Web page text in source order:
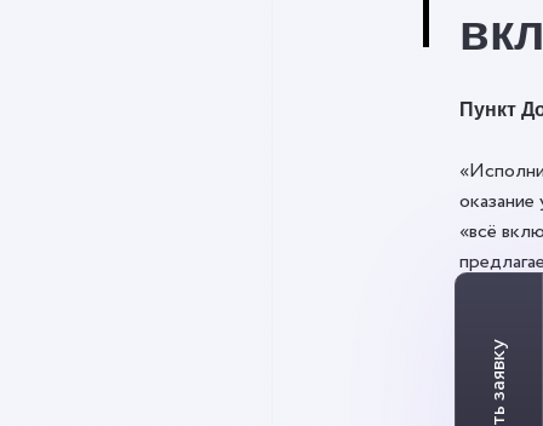
Пункт
оказание
«всё